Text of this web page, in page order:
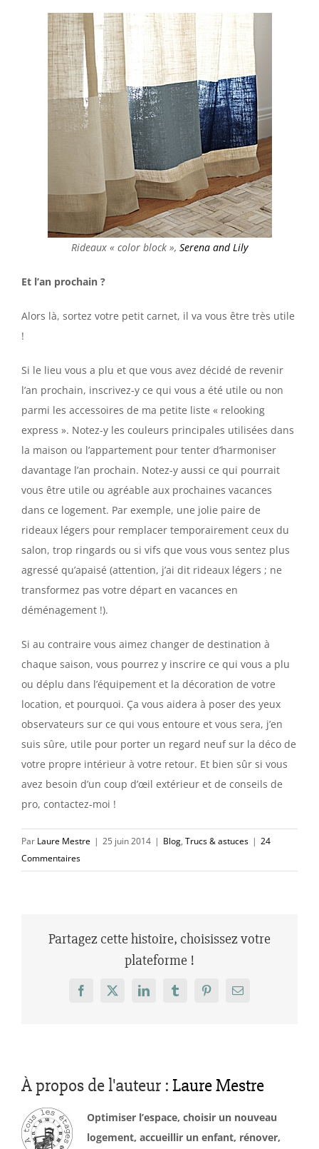
Rideaux « color block », Serena and Lily
Et l’an prochain ?
Alors là, sortez votre petit carnet, il va vous être très utile
!
Si le lieu vous a plu et que vous avez décidé de revenir
l’an prochain, inscrivez-y ce qui vous a été utile ou non
parmi les accessoires de ma petite liste « relooking
express ». Notez-y les couleurs principales utilisées dans
la maison ou l’appartement pour tenter d’harmoniser
davantage l’an prochain. Notez-y aussi ce qui pourrait
vous être utile ou agréable aux prochaines vacances
dans ce logement. Par exemple, une jolie paire de
rideaux légers pour remplacer temporairement ceux du
salon, trop ringards ou si vifs que vous vous sentez plus
agressé qu’apaisé (attention, j’ai dit rideaux légers ; ne
transformez pas votre départ en vacances en
déménagement !).
Si au contraire vous aimez changer de destination à
chaque saison, vous pourrez y inscrire ce qui vous a plu
ou déplu dans l’équipement et la décoration de votre
location, et pourquoi. Ça vous aidera à poser des yeux
observateurs sur ce qui vous entoure et vous sera, j’en
suis sûre, utile pour porter un regard neuf sur la déco de
votre propre intérieur à votre retour. Et bien sûr si vous
avez besoin d’un coup d’œil extérieur et de conseils de
pro, contactez-moi !
Par Laure Mestre | 25 juin 2014 | Blog, Trucs & astuces | 24
Commentaires
Partagez cette histoire, choisissez votre
plateforme !
Facebook
X LinkedInTumblrPinterestEmail
À propos de l'auteur : Laure Mestre
Optimiser l’espace, choisir un nouveau
logement, accueillir un enfant, rénover,